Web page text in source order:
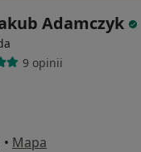
Adamczyk
9 opinii
• Mapa